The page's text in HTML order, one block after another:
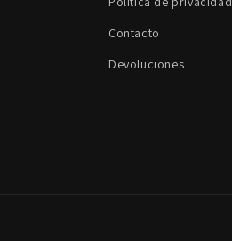
Contacto
Devoluciones